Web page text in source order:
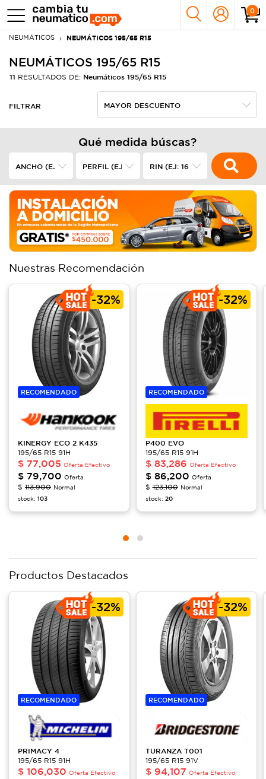
0
NEUMÁTICOS NEUMÁTICOS 195/65 R15
NEUMÁTICOS 195/65 R15
11 RESULTADOS DE: Neumáticos 195/65 R15
FILTRAR
Qué medida búscas?
Nuestras Recomendación
-32%
RECOMENDADO
KINERGY ECO 2 K435
195/65 R15 91H
$ 77,005 Oferta Efectivo
$ 79,700 Oferta
$ 113,900 Normal
stock: 103
-32%
RECOMENDADO
P400 EVO
195/65 R15 91H
$ 83,286 Oferta Efectivo
$ 86,200 Oferta
$123,100 Normal
stock: 20
Productos Destacados
-32%
RECOMENDADO
PRIMACY 4
195/65 R15 91H
$ 106,030 Oferta Efectivo
-32%
RECOMENDADO
TURANZA T001
195/65 R15 91V
$ 94,107 Oferta Efectivo